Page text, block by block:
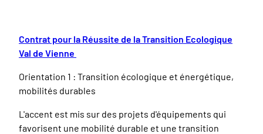
Contrat pour la Réussite de la Transition Ecologique
Val de Vienne
Orientation 1 : Transition écologique et énergétique,
mobilités durables
L'accent est mis sur des projets d'équipements qui
favorisent une mobilité durable et une transition